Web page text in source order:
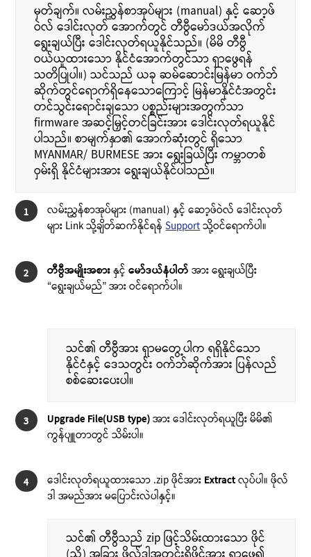
မှတ်ချက်။ လမ်းညွှန်စာအုပ်များ (manual) နှင့် ဆော့ဖ်
ဝဲလ် ဒေါင်းလုတ် အောက်တွင် တီဗွီမော်ဒယ်အလိုက်
ရွေးချယ်ပြီး ဒေါင်းလုတ်ရယူနိုင်သည်။ (မိမိ တီဗွီ
ဝယ်ယူထားသော နိုင်ငံအောက်တွင်သာ ရှာဖွေရန်
သတိပြုပါ။) သင်သည် ယခု ဆမ်ဆောင်းမြန်မာ ဝက်ဘ်
ဆိုက်တွင်ရောက်ရှိနေသောကြောင့် မြန်မာနိုင်ငံအတွင်း
တင်သွင်းရောင်းချသော ပစ္စည်းများအတွက်သာ
firmware အဆင့်မြှင့်တင်ခြင်းအား ဒေါင်းလုတ်ရယူနိုင်
ပါသည်။ စာမျက်နှာ၏ အောက်ဆုံးတွင် ရှိသော
MYANMAR/ BURMESE အား ရွေးခြယ်ပြီး ကမ္ဘာတစ်
ဝှမ်းရှိ နိုင်ငံများအား ရွေးချယ်နိုင်ပါသည်။
1
လမ်းညွှန်စာအုပ်များ (manual) နှင့် ဆော့ဖ်ဝဲလ် ဒေါင်းလုတ်
များ Link သို့ချိတ်ဆက်နိုင်ရန်Supportသို့ဝင်ရောက်ပါ။
2 တီဗွီအမျိုးအစားနှင့် မော်ဒယ်နံပါတ်အား ရွေးချယ်ပြီး
“ရွေးချယ်မည်” အား ဝင်ရောက်ပါ။
သင်၏ တီဗွီအား ရှာမတွေ့ပါက ရရှိနိုင်သော
နိုင်ငံနှင့် ဒေသတွင်း ဝက်ဘ်ဆိုက်အား ပြန်လည်
စစ်ဆေးပေးပါ။
3 Upgrade File(USB type)အား ဒေါင်းလုတ်ရယူပြီး မိမိ၏
ကွန်ပျူတာတွင် သိမ်းပါ။
4 ဒေါင်းလုတ်ရယူထားသော .zip ဖိုင်အား Extractလုပ်ပါ။ ဖိုလ်
ဒါ အမည်အား မပြောင်းလဲပါနှင့်။
သင်၏ တီဗွီသည် zip ဖြင့်သိမ်းထားသော ဖိုင်